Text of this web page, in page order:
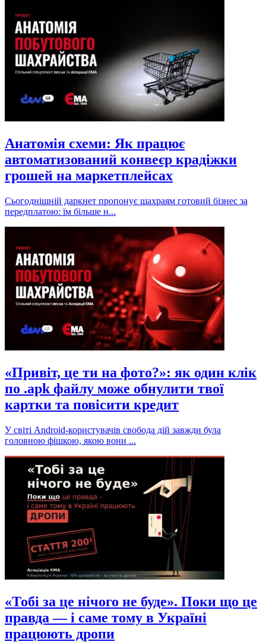
Анатомія схеми: Як працює
автоматизований конвеєр крадіжки
грошей на маркетплейсах
Сьогоднішній даркнет пропонує шахраям готовий бізнес за
передплатою: їм більше н...
«Привіт, це ти на фото?»: як один клік
по .apk файлу може обнулити твої
картки та повісити кредит
У світі Android-користувачів свобода дій завжди була
головною фішкою, якою вони ...
«Тобі за це нічого не буде». Поки що це
правда — і саме тому в Україні
працюють дропи